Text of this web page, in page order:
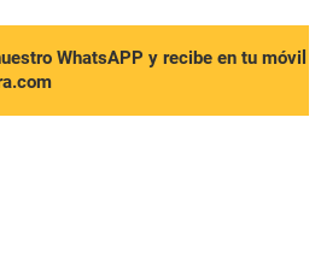
WhatsAPP y recibe en tu móvil